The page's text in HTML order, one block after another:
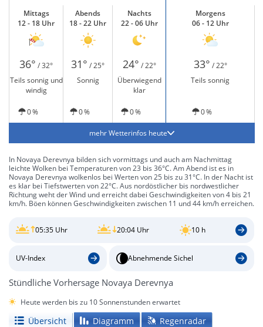
Mittags
12 - 18 Uhr
Abends
18 - 22 Uhr
Nachts
22 - 06 Uhr
Morgens
06 - 12 Uhr
36° / 32° 31° / 25° 24° / 22° 33° / 22°
Teils sonnig und
windig
Sonnig
Überwiegend
klar
Teils sonnig
0 % 0 % 0 % 0 %
mehr Wetterinfos heute
In Novaya Derevnya bilden sich vormittags und auch am Nachmittag
leichte Wolken bei Temperaturen von 23 bis 36°C. Am Abend ist es in
Novaya Derevnya wolkenlos bei Werten von 25 bis zu 31°C. In der Nacht ist
es klar bei Tiefstwerten von 22°C. Aus nordöstlicher bis nordwestlicher
Richtung weht der Wind und erreicht dabei Geschwindigkeiten von 4 bis 21
km/h. Böen können Geschwindigkeiten zwischen 11 und 44 km/h erreichen.
05:35 Uhr 20:04 Uhr 10 h
UV-Index Abnehmende Sichel
Stündliche Vorhersage Novaya Derevnya
Heute werden bis zu 10 Sonnenstunden erwartet
Übersicht Diagramm Regenradar